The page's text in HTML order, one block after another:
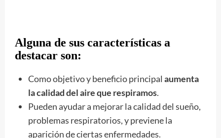
Alguna de sus características a
destacar son:
Como objetivo y beneficio principal aumenta
la calidad del aire que respiramos.
Pueden ayudar a mejorar la calidad del sueño,
problemas respiratorios, y previene la
aparición de ciertas enfermedades.